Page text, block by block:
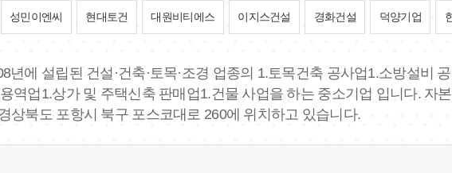
성민이엔씨 현대토건 대원비티에스 이지스건설 경화건설 덕양기업
년에 설립된 건설·건축·토목·조경 업종의 1.토목건축 공사업1.소방설비
역업1.상가 및 주택신축 판매업1.건물 사업을 하는 중소기업 입니다. 자
상북도 포항시 북구 포스코대로 260에 위치하고 있습니다.